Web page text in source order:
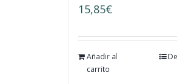
15,85€
Añadir al
carrito